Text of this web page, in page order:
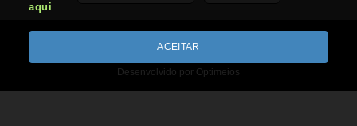
Desenvolvido por Optimeios